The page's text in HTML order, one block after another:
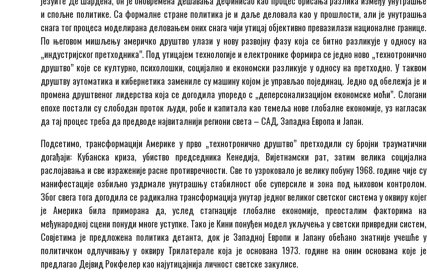
и спољне политике. Са формалне стране политика је и даље деловала као у прошлости, али је унутрашња
снага тог процеса моделирана деловањем оних снага чији утицај објективно превазилази националне границе.
По његовом мишљењу америчко друштво улази у нову развојну фазу која се битно разликује у односу на
„индустријског претходника”. Под утицајем технологије и електронике формира се једно ново „технотронично
друштво” које се културно, психолошки, социјално и економски разликује у односу на претходно. У таквом
друштву аутоматика и кибернетика замениле су машину којом је управљао појединац. Једно од обележја је и
промена друштвеног лидерства која се догодила упоредо с „деперсонализацијом економске моћи”. Слогани
епохе постали су слободан проток људи, робе и капитала као темеља нове глобалне економије, уз нагласак
да тај процес треба да предводе највиталнији региони света – САД, Западна Европа и Јапан.
Подсетимо, трансформацији Америке у прво „технотронично друштво” претходили су бројни трауматични
догађаји: Кубанска криза, убиство председника Кенедија, Вијетнамски рат, затим велика социјална
раслојавања и све израженије расне противречности. Све то узроковало је велику побуну 1968. године чије су
манифестације озбиљно уздрмале унутрашњу стабилност обе суперсиле и зона под њиховом контролом.
Због свега тога догодила се радикална трансформација унутар једног великог светског система у оквиру којег
је Америка била приморана да, услед стагнације глобалне економије, преосталим факторима на
међународној сцени понуди многе уступке. Тако је Кини понуђен модел укључења у светски привредни систем,
Совјетима је предложена политика детанта, док је Западној Европи и Јапану обећано знатније учешће у
политичком одлучивању у оквиру Трилатерале која је основана 1973. године на оним основама које је
предлагао Дејвид Рокфелер као најутицајнија личност светске закулисе.